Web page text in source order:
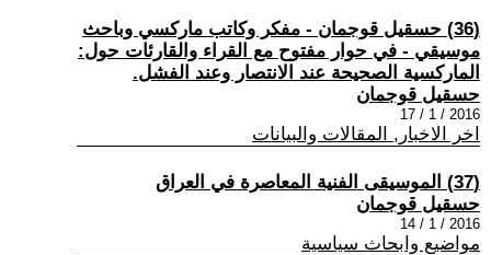
(36) حسقيل قوجمان - مفكر وكاتب ماركسي وباحث
موسيقي - في حوار مفتوح مع القراء والقارئات حول:
الماركسية الصحيحة عند الانتصار وعند الفشل.
حسقيل قوجمان
2016 / 1 / 17
اخر الاخبار, المقالات والبيانات
(37) الموسيقى الفنية المعاصرة في العراق
حسقيل قوجمان
2016 / 1 / 14
مواضيع وابحاث سياسية